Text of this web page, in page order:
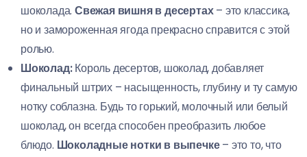
шоколада. Свежая вишня в десертах– это классика,
но и замороженная ягода прекрасно справится с этой
ролью.
Шоколад:Король десертов, шоколад, добавляет
финальный штрих – насыщенность, глубину и ту самую
нотку соблазна. Будь то горький, молочный или белый
шоколад, он всегда способен преобразить любое
блюдо. Шоколадные нотки в выпечке– это то, что